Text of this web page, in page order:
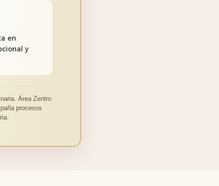
en
y
Área Zentro
procesos